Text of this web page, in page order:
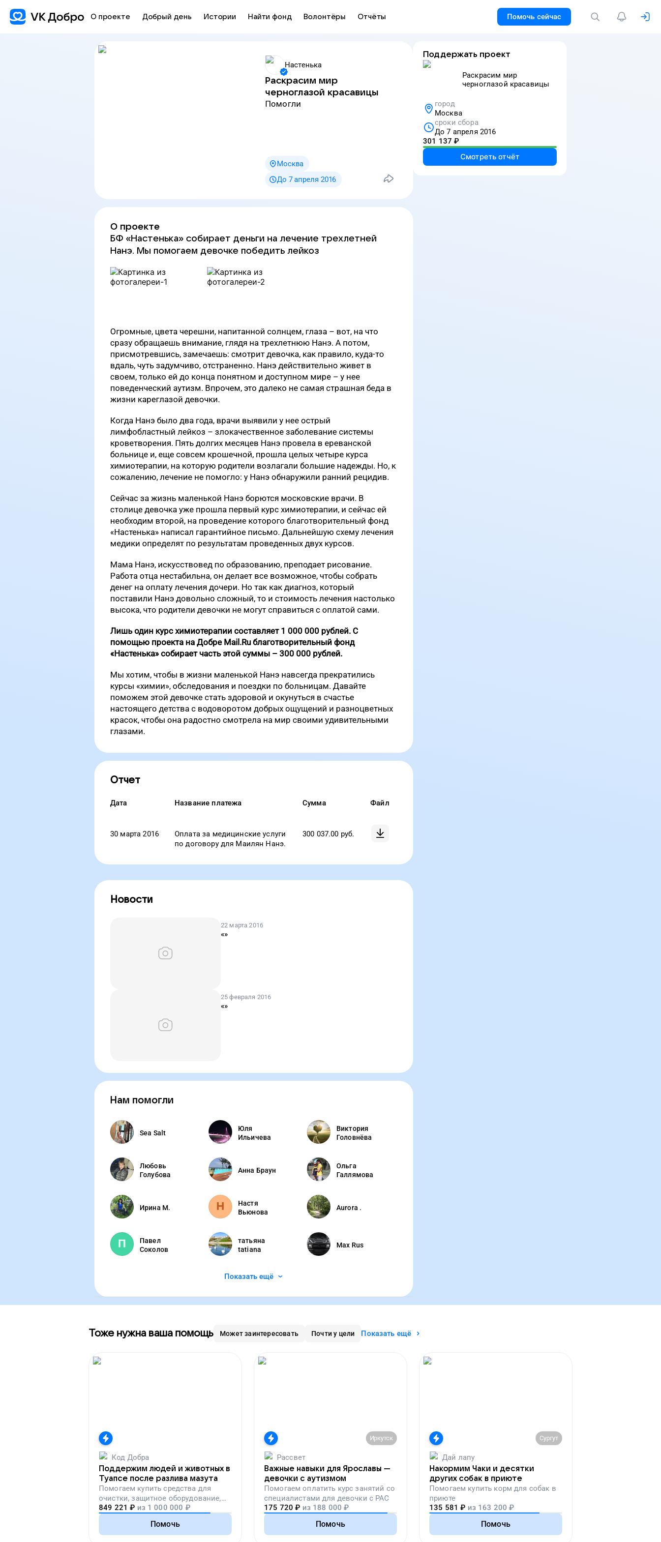
О проекте Добрый день Истории Найти фонд Волонтёры Отчёты Помочь сейчас
Настенька
Раскрасим мир
черноглазой красавицы
Помогли
Москва
До 7 апреля 2016
О проекте
БФ «Настенька» собирает деньги на лечение трехлетней
Нанэ. Мы помогаем девочке победить лейкоз
Огромные, цвета черешни, напитанной солнцем, глаза – вот, на что
сразу обращаешь внимание, глядя на трехлетнюю Нанэ. А потом,
присмотревшись, замечаешь: смотрит девочка, как правило, куда-то
вдаль, чуть задумчиво, отстраненно. Нанэ действительно живет в
своем, только ей до конца понятном и доступном мире – у нее
поведенческий аутизм. Впрочем, это далеко не самая страшная беда в
жизни кареглазой девочки.
Когда Нанэ было два года, врачи выявили у нее острый
лимфобластный лейкоз – злокачественное заболевание системы
кроветворения. Пять долгих месяцев Нанэ провела в ереванской
больнице и, еще совсем крошечной, прошла целых четыре курса
химиотерапии, на которую родители возлагали большие надежды. Но, к
сожалению, лечение не помогло: у Нанэ обнаружили ранний рецидив.
Сейчас за жизнь маленькой Нанэ борются московские врачи. В
столице девочка уже прошла первый курс химиотерапии, и сейчас ей
необходим второй, на проведение которого благотворительный фонд
«Настенька» написал гарантийное письмо. Дальнейшую схему лечения
медики определят по результатам проведенных двух курсов.
Мама Нанэ, искусствовед по образованию, преподает рисование.
Работа отца нестабильна, он делает все возможное, чтобы собрать
денег на оплату лечения дочери. Но так как диагноз, который
поставили Нанэ довольно сложный, то и стоимость лечения настолько
высока, что родители девочки не могут справиться с оплатой сами.
Лишь один курс химиотерапии составляет 1 000 000 рублей. С
помощью проекта на Добре Mail.Ru благотворительный фонд
«Настенька» собирает часть этой суммы – 300 000 рублей.
Мы хотим, чтобы в жизни маленькой Нанэ навсегда прекратились
курсы «химии», обследования и поездки по больницам. Давайте
поможем этой девочке стать здоровой и окунуться в счастье
настоящего детства с водоворотом добрых ощущений и разноцветных
красок, чтобы она радостно смотрела на мир своими удивительными
глазами.
Отчет
Дата Название платежа Сумма Файл
30 марта 2016
Оплата за медицинские услуги
по договору для Маилян Нанэ.
300 037.00 руб.
Новости
22 марта 2016
«»
25 февраля 2016
«»
Нам помогли
Sea Salt
Юля
Ильичева
Виктория
Головнёва
Любовь
Голубова
Анна Браун
Ольга
Галлямова
Ирина М.
Настя
Вьюнова
Aurora .
Павел
Соколов
татьяна
tatiana
Max Rus
Показать ещё
Поддержать проект
Раскрасим мир
черноглазой красавицы
город
Москва
сроки сбора
До 7 апреля 2016
301 137 ₽
Смотреть отчёт
Тоже нужна ваша помощь Может заинтересовать Почти у цели Показать ещё
Код Добра
Поддержим людей и животных в
Туапсе после разлива мазута
Помогаем купить средства для
очистки, защитное оборудование,
лекарства, корм и предметы первой
необходимости
849 221 ₽ из 1 000 000 ₽
Помочь
Иркутск
Рассвет
Важные навыки для Ярославы —
девочки с аутизмом
Помогаем оплатить курс занятий со
специалистами для девочки с РАС
175 720 ₽ из 188 000 ₽
Помочь
Сургут
Дай лапу
Накормим Чаки и десятки
других собак в приюте
Помогаем купить корм для собак в
приюте
135 581 ₽ из 163 200 ₽
Помочь